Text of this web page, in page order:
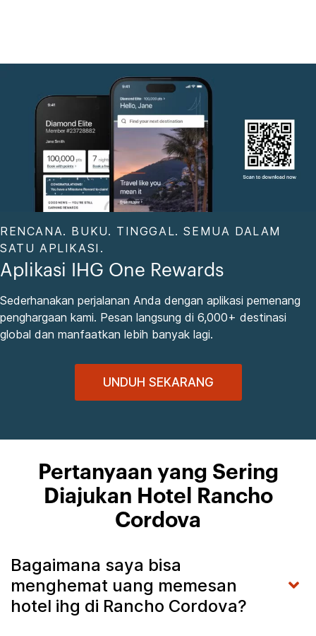
RENCANA. BUKU. TINGGAL. SEMUA DALAM
SATU APLIKASI.
Aplikasi IHG One Rewards
Sederhanakan perjalanan Anda dengan aplikasi pemenang
penghargaan kami. Pesan langsung di 6,000+ destinasi
global dan manfaatkan lebih banyak lagi.
UNDUH SEKARANG
Pertanyaan yang Sering
Diajukan Hotel Rancho
Cordova
Bagaimana saya bisa
menghemat uang memesan
hotel ihg di Rancho Cordova?